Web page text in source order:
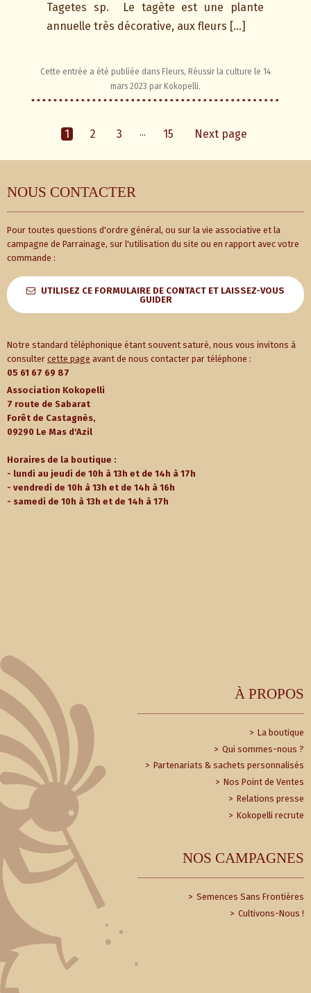
Tagetes sp. Le tagète est une plante
annuelle très décorative, aux fleurs […]
Cette entrée a été publiée dans Fleurs, Réussir la culture le 14
mars 2023 par Kokopelli.
1 2 3 … 15 Next page
À PROPOS
La boutique
Qui sommes-nous ?
Partenariats & sachets personnalisés
Nos Point de Ventes
Relations presse
Kokopelli recrute
NOS CAMPAGNES
Semences Sans Frontières
Cultivons-Nous !
NOUS CONTACTER
Pour toutes questions d'ordre général, ou sur la vie associative et la
campagne de Parrainage, sur l'utilisation du site ou en rapport avec votre
commande :
UTILISEZ CE FORMULAIRE DE CONTACT ET LAISSEZ-VOUS
GUIDER
Notre standard téléphonique étant souvent saturé, nous vous invitons à
consulter cette page avant de nous contacter par téléphone :
05 61 67 69 87
Association Kokopelli
7 route de Sabarat
Forêt de Castagnès,
09290 Le Mas d'Azil
Horaires de la boutique :
- lundi au jeudi de 10h à 13h et de 14h à 17h
- vendredi de 10h à 13h et de 14h à 16h
- samedi de 10h à 13h et de 14h à 17h